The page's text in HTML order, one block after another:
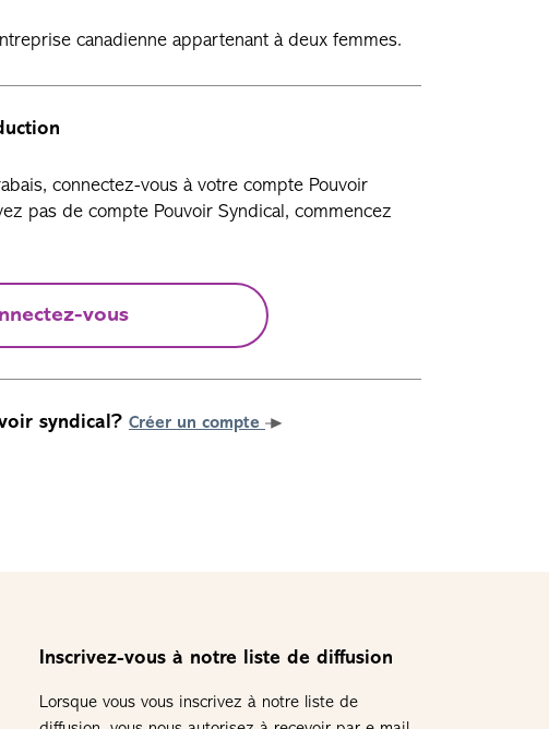
canadienne appartenant à deux femmes.
connectez-vous à votre compte Pouvoir
pas de compte Pouvoir Syndical, commencez
vous
syndical? Créer un compte
Inscrivez-vous à notre liste de diffusion
Lorsque vous vous inscrivez à notre liste de